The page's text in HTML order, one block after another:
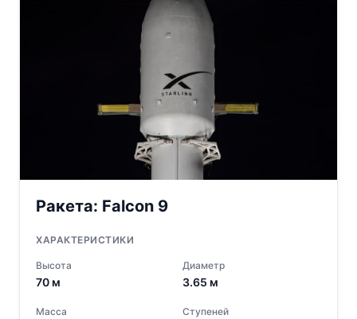
Ракета: Falcon 9
ХАРАКТЕРИСТИКИ
Высота
70 м
Диаметр
3.65 м
Масса Ступеней